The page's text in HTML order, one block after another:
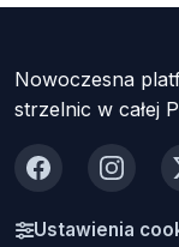
Nowoczesna
strzelnic w całej
Facebook
Ustawienia